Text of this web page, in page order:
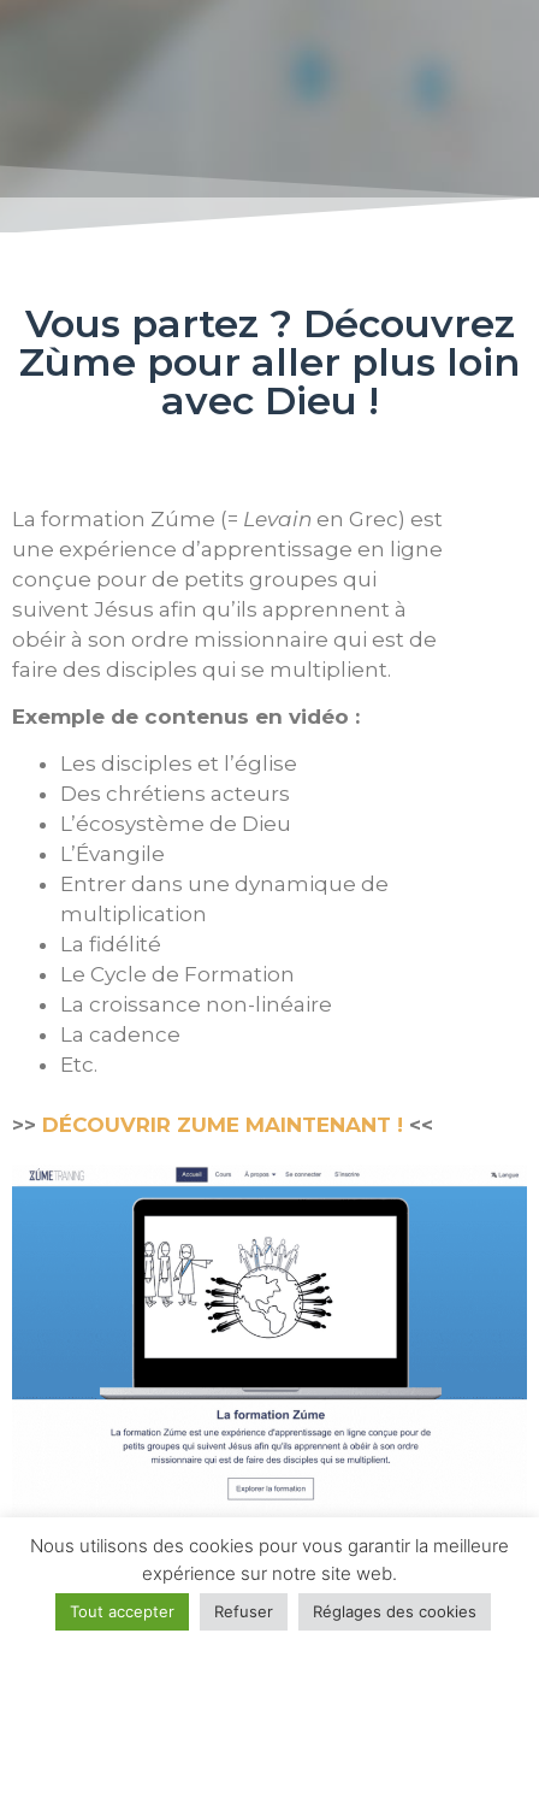
Vous partez ? Découvrez
Zùme pour aller plus loin
avec Dieu !
La formation Zúme (= Levain en Grec) est
une expérience d’apprentissage en ligne
conçue pour de petits groupes qui
suivent Jésus afin qu’ils apprennent à
obéir à son ordre missionnaire qui est de
faire des disciples qui se multiplient.
Exemple de contenus en vidéo :
Les disciples et l’église
Des chrétiens acteurs
L’écosystème de Dieu
L’Évangile
Entrer dans une dynamique de
multiplication
La fidélité
Le Cycle de Formation
La croissance non-linéaire
La cadence
Etc.
>> DÉCOUVRIR ZUME MAINTENANT ! <<
Nous utilisons des cookies pour vous garantir la meilleure
expérience sur notre site web.
Tout accepter Refuser Réglages des cookies